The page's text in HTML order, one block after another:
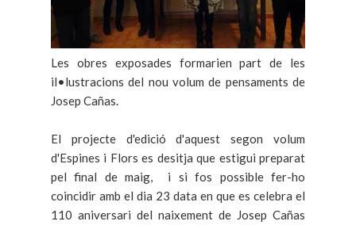
Les obres exposades formarien part de les
il•lustracions del nou volum de pensaments de
Josep Cañas.
El projecte d'edició d'aquest segon volum
d'Espines i Flors es desitja que estigui preparat
pel final de maig, i si fos possible fer-ho
coincidir amb el dia 23 data en que es celebra el
110 aniversari del naixement de Josep Cañas